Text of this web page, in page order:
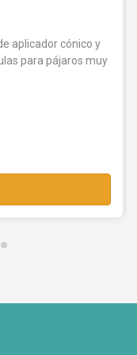
aplicador cónico y
para pájaros muy